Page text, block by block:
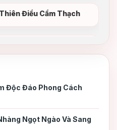
Điểu Cẩm Thạch
đến giá
tại TP.HCM
Độc Đáo Phong Cách
Ngọt Ngào Và Sang